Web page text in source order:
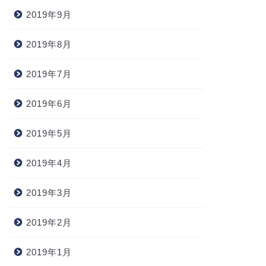
2019年9月
2019年8月
2019年7月
2019年6月
2019年5月
2019年4月
2019年3月
2019年2月
2019年1月